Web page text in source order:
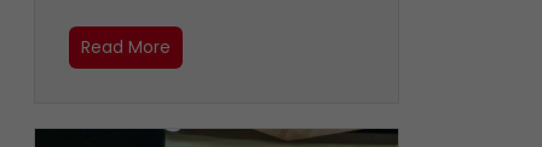
Read More